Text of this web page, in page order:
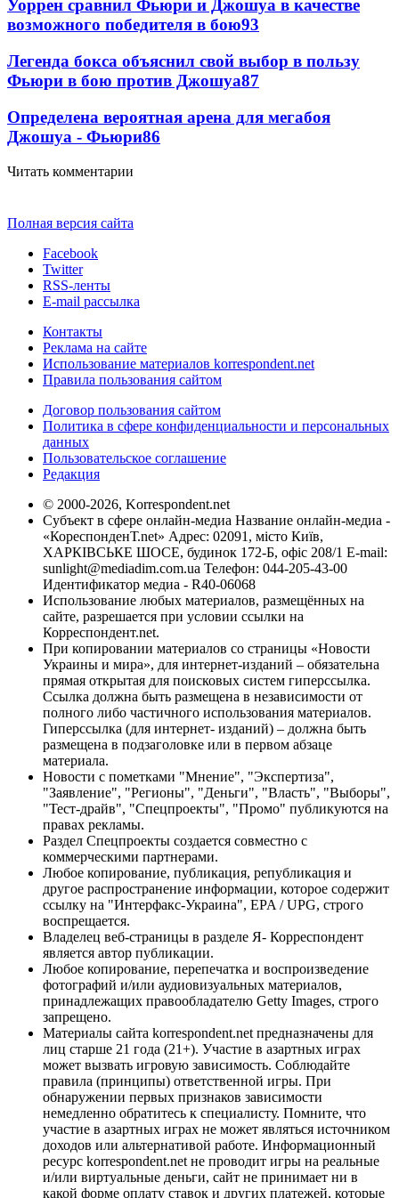
Уоррен сравнил Фьюри и Джошуа в качестве
возможного победителя в бою93
Легенда бокса объяснил свой выбор в пользу
Фьюри в бою против Джошуа87
Определена вероятная арена для мегабоя
Джошуа - Фьюри86
Читать комментарии
Полная версия сайта
Facebook
Twitter
RSS-ленты
E-mail рассылка
Контакты
Реклама на сайте
Использование материалов korrespondent.net
Правила пользования сайтом
Договор пользования сайтом
Политика в сфере конфиденциальности и персональных
данных
Пользовательское соглашение
Редакция
© 2000-2026, Korrespondent.net
Субъект в сфере онлайн-медиа Название онлайн-медиа -
«КореспонденТ.net» Адрес: 02091, місто Київ,
ХАРКІВСЬКЕ ШОСЕ, будинок 172-Б, офіс 208/1 E-mail:
sunlight@mediadim.com.ua Телефон: 044-205-43-00
Идентификатор медиа - R40-06068
Использование любых материалов, размещённых на
сайте, разрешается при условии ссылки на
Корреспондент.net.
При копировании материалов со страницы «Новости
Украины и мира», для интернет-изданий – обязательна
прямая открытая для поисковых систем гиперссылка.
Ссылка должна быть размещена в независимости от
полного либо частичного использования материалов.
Гиперссылка (для интернет- изданий) – должна быть
размещена в подзаголовке или в первом абзаце
материала.
Новости с пометками "Мнение", "Экспертиза",
"Заявление", "Регионы", "Деньги", "Власть", "Выборы",
"Тест-драйв", "Спецпроекты", "Промо" публикуются на
правах рекламы.
Раздел Спецпроекты создается совместно с
коммерческими партнерами.
Любое копирование, публикация, републикация и
другое распространение информации, которое содержит
ссылку на "Интерфакс-Украина", EPA / UPG, строго
воспрещается.
Владелец веб-страницы в разделе Я- Корреспондент
является автор публикации.
Любое копирование, перепечатка и воспроизведение
фотографий и/или аудиовизуальных материалов,
принадлежащих правообладателю Getty Images, строго
запрещено.
Материалы сайта korrespondent.net предназначены для
лиц старше 21 года (21+). Участие в азартных играх
может вызвать игровую зависимость. Соблюдайте
правила (принципы) ответственной игры. При
обнаружении первых признаков зависимости
немедленно обратитесь к специалисту. Помните, что
участие в азартных играх не может являться источником
доходов или альтернативой работе. Информационный
ресурс korrespondent.net не проводит игры на реальные
и/или виртуальные деньги, сайт не принимает ни в
какой форме оплату ставок и других платежей, которые